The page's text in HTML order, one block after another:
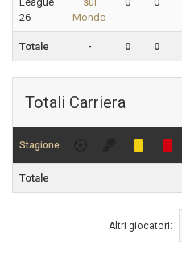
26
Mondo
Totale - 0 0
Totali Carriera
Stagione
Totale
Altri giocatori: